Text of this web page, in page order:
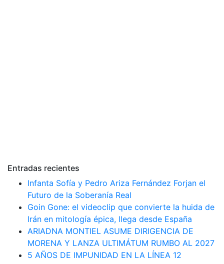
Entradas recientes
Infanta Sofía y Pedro Ariza Fernández Forjan el
Futuro de la Soberanía Real
Goin Gone: el videoclip que convierte la huida de
Irán en mitología épica, llega desde España
ARIADNA MONTIEL ASUME DIRIGENCIA DE
MORENA Y LANZA ULTIMÁTUM RUMBO AL 2027
5 AÑOS DE IMPUNIDAD EN LA LÍNEA 12